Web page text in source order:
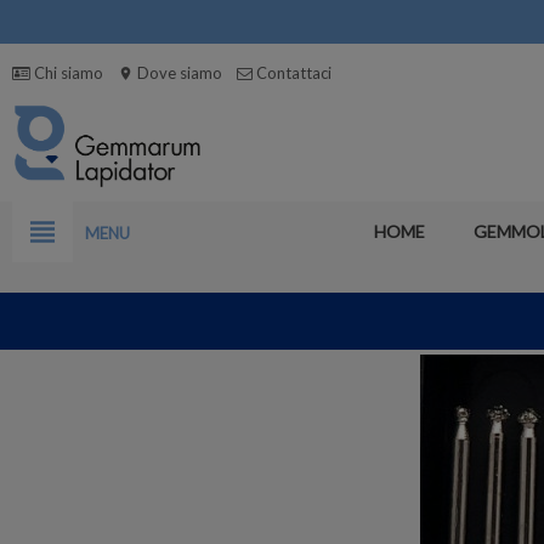
Chi siamo location_on Dove siamo Contattaci
view_headline MENU HOME